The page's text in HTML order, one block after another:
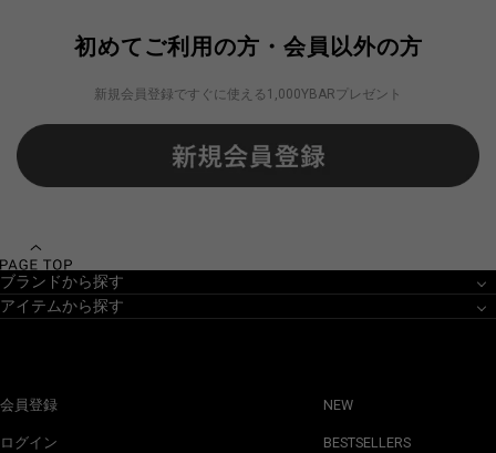
初めてご利用の方・会員以外の方
新規会員登録ですぐに使える1,000YBARプレゼント
ブランドから探す
アイテムから探す
会員登録
ログイン
NEW
BESTSELLERS